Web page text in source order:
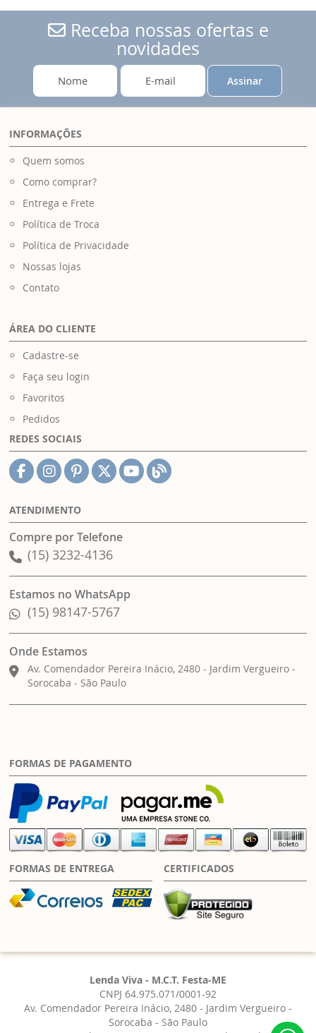
Receba nossas ofertas e
novidades
Assinar
INFORMAÇÕES
Quem somos
Como comprar?
Entrega e Frete
Política de Troca
Política de Privacidade
Nossas lojas
Contato
ÁREA DO CLIENTE
Cadastre-se
Faça seu login
Favoritos
Pedidos
REDES SOCIAIS
ATENDIMENTO
Compre por Telefone
(15) 3232-4136
Estamos no WhatsApp
(15) 98147-5767
Onde Estamos
Av. Comendador Pereira Inácio, 2480 - Jardim Vergueiro -
Sorocaba - São Paulo
FORMAS DE PAGAMENTO
FORMAS DE ENTREGA CERTIFICADOS
Lenda Viva - M.C.T. Festa-ME
CNPJ 64.975.071/0001-92
Av. Comendador Pereira Inácio, 2480 - Jardim Vergueiro -
Sorocaba - São Paulo